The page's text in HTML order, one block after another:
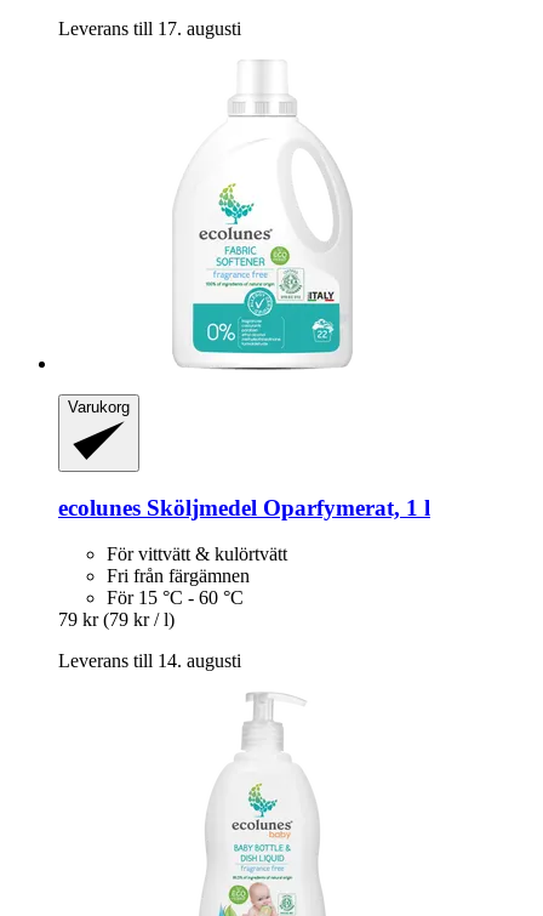
Leverans till 17. augusti
Varukorg
ecolunes Sköljmedel Oparfymerat, 1 l
För vittvätt & kulörtvätt
Fri från färgämnen
För 15 °C - 60 °C
79 kr (79 kr / l)
Leverans till 14. augusti